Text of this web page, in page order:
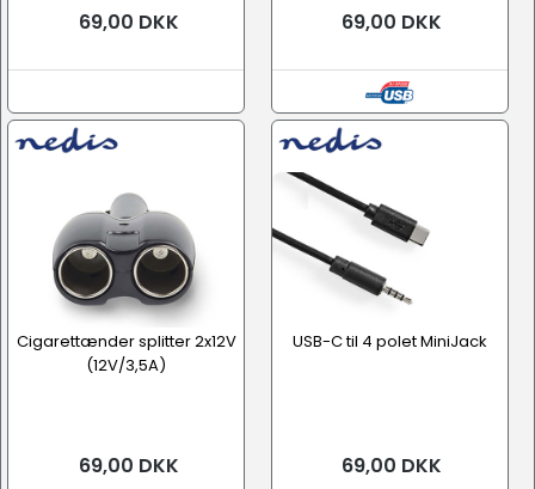
69,00 DKK 69,00 DKK
Cigarettænder splitter 2x12V
(12V/3,5A)
69,00 DKK
USB-C til 4 polet MiniJack
69,00 DKK